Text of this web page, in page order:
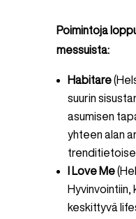
Poimintoja
messuista:
Habitare
suurin
asumisen
yhteen alan
I Love Me
Hyvinvointiin,
keskittyvä